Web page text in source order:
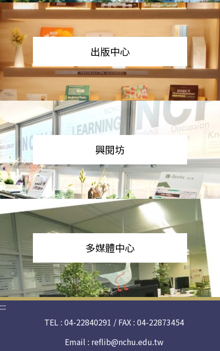
出版中心
興閱坊
多媒體中心
:::
TEL : 04-22840291 / FAX : 04-22873454
Email : reflib@nchu.edu.tw